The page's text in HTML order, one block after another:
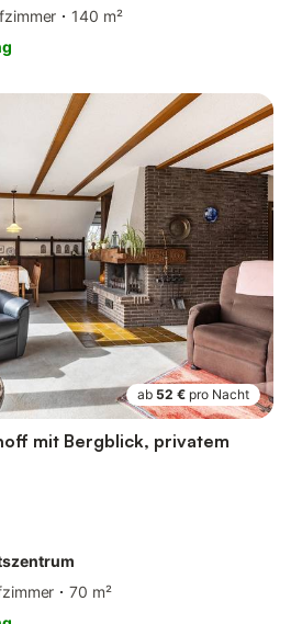
140 m²
ab 52 € pro Nacht
mit Bergblick, privatem
70 m²